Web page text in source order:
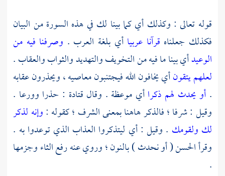
قوله تعالى : وكذلك أي كما بينا لك في هذه السورة من البيان
فكذلك جعلناه قرآنا عربياأي بلغة العرب . وصرفنا فيه من
الوعيدأي بينا ما فيه من التخويف والتهديد والثواب والعقاب .
لعلهم يتقونأي يخافون الله فيجتنبون معاصيه ، ويحذرون عقابه
. أو يحدث لهم ذكراأي موعظة . وقال قتادة : حذرا وورعا .
وقيل : شرفا ؛ فالذكر هاهنا بمعنى الشرف ؛ كقوله :وإنه لذكر
لك ولقومك . وقيل : أي ليتذكروا العذاب الذي توعدوا به .
وقرأالحسن( أو نحدث ) بالنون ؛ وروي عنه رفع الثاء وجزمها
.